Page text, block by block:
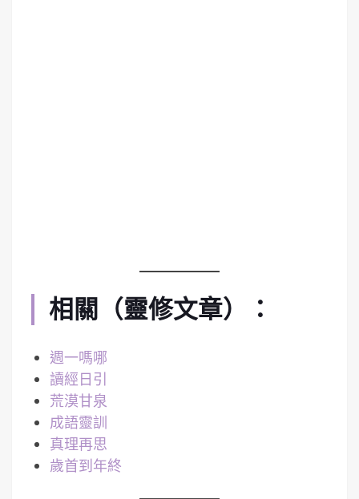
相關（靈修文章）：
週一嗎哪
讀經日引
荒漠甘泉
成語靈訓
真理再思
歲首到年終